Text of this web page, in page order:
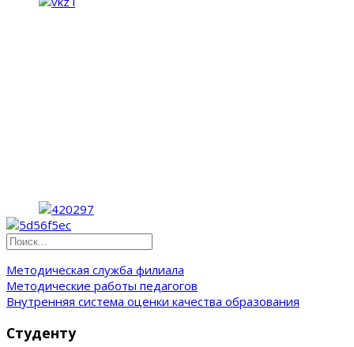
Методическая служба филиала
Методические работы педагогов
Внутренняя система оценки качества образования
Студенту